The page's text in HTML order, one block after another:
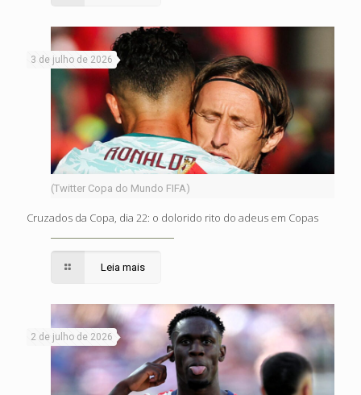
(Twitter Copa do Mundo FIFA)
3 de julho de 2026
Cruzados da Copa, dia 22: o dolorido rito do adeus em Copas
Leia mais
2 de julho de 2026